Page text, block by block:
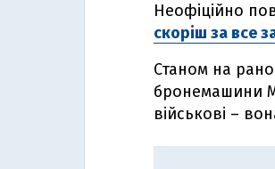
Неофіційно
скоріш за все
Станом на
бронемашини
військові –